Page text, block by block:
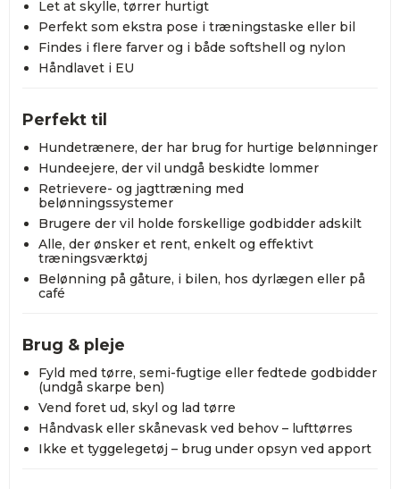
Let at skylle, tørrer hurtigt
Perfekt som ekstra pose i træningstaske eller bil
Findes i flere farver og i både softshell og nylon
Håndlavet i EU
Perfekt til
Hundetrænere, der har brug for hurtige belønninger
Hundeejere, der vil undgå beskidte lommer
Retrievere- og jagttræning med
belønningssystemer
Brugere der vil holde forskellige godbidder adskilt
Alle, der ønsker et rent, enkelt og effektivt
træningsværktøj
Belønning på gåture, i bilen, hos dyrlægen eller på
café
Brug & pleje
Fyld med tørre, semi-fugtige eller fedtede godbidder
(undgå skarpe ben)
Vend foret ud, skyl og lad tørre
Håndvask eller skånevask ved behov – lufttørres
Ikke et tyggelegetøj – brug under opsyn ved apport